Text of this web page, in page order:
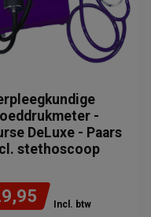
-
DeLuxe - Paars
stethoscoop
Incl. btw